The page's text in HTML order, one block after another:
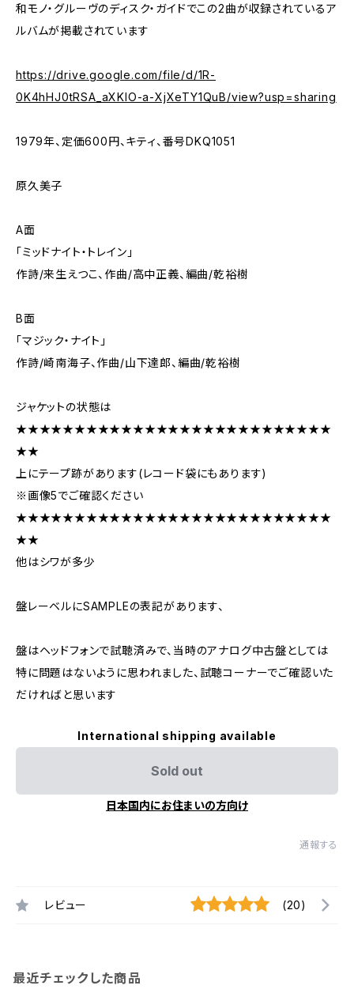
和モノ・グルーヴのディスク・ガイドでこの2曲が収録されているア
ルバムが掲載されています
https://drive.google.com/file/d/1R-
0K4hHJ0tRSA_aXKlO-a-XjXeTY1QuB/view?usp=sharing
1979年、定価600円、キティ、番号DKQ1051
原久美子
A面
「ミッドナイト・トレイン」
作詩/来生えつこ、作曲/高中正義、編曲/乾裕樹
B面
「マジック・ナイト」
作詩/崎南海子、作曲/山下達郎、編曲/乾裕樹
ジャケットの状態は
★★★★★★★★★★★★★★★★★★★★★★★★★★★
★★
上にテープ跡があります(レコード袋にもあります)
※画像5でご確認ください
★★★★★★★★★★★★★★★★★★★★★★★★★★★
★★
他はシワが多少
盤レーベルにSAMPLEの表記があります、
盤はヘッドフォンで試聴済みで、当時のアナログ中古盤としては
特に問題はないように思われました、試聴コーナーでご確認いた
だければと思います
International shipping available
Sold out
日本国内にお住まいの方向け
通報する
レビュー (20)
最近チェックした商品